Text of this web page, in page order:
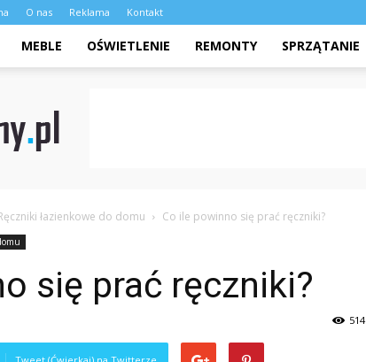
O nas Reklama Kontakt
MEBLE OŚWIETLENIE REMONTY SPRZĄTANIE
łazienkowe do domu Co ile powinno się prać ręczniki?
się prać ręczniki?
514